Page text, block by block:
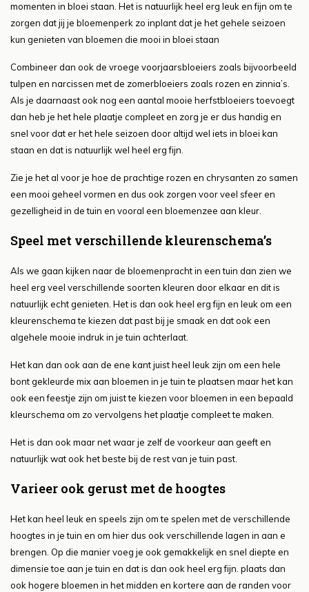
momenten in bloei staan. Het is natuurlijk heel erg leuk en fijn om te
zorgen dat jij je bloemenperk zo inplant dat je het gehele seizoen
kun genieten van bloemen die mooi in bloei staan
Combineer dan ook de vroege voorjaarsbloeiers zoals bijvoorbeeld
tulpen en narcissen met de zomerbloeiers zoals rozen en zinnia’s.
Als je daarnaast ook nog een aantal mooie herfstbloeiers toevoegt
dan heb je het hele plaatje compleet en zorg je er dus handig en
snel voor dat er het hele seizoen door altijd wel iets in bloei kan
staan en dat is natuurlijk wel heel erg fijn.
Zie je het al voor je hoe de prachtige rozen en chrysanten zo samen
een mooi geheel vormen en dus ook zorgen voor veel sfeer en
gezelligheid in de tuin en vooral een bloemenzee aan kleur.
Speel met verschillende kleurenschema’s
Als we gaan kijken naar de bloemenpracht in een tuin dan zien we
heel erg veel verschillende soorten kleuren door elkaar en dit is
natuurlijk echt genieten. Het is dan ook heel erg fijn en leuk om een
kleurenschema te kiezen dat past bij je smaak en dat ook een
algehele mooie indruk in je tuin achterlaat.
Het kan dan ook aan de ene kant juist heel leuk zijn om een hele
bont gekleurde mix aan bloemen in je tuin te plaatsen maar het kan
ook een feestje zijn om juist te kiezen voor bloemen in een bepaald
kleurschema om zo vervolgens het plaatje compleet te maken.
Het is dan ook maar net waar je zelf de voorkeur aan geeft en
natuurlijk wat ook het beste bij de rest van je tuin past.
Varieer ook gerust met de hoogtes
Het kan heel leuk en speels zijn om te spelen met de verschillende
hoogtes in je tuin en om hier dus ook verschillende lagen in aan e
brengen. Op die manier voeg je ook gemakkelijk en snel diepte en
dimensie toe aan je tuin en dat is dan ook heel erg fijn. plaats dan
ook hogere bloemen in het midden en kortere aan de randen voor